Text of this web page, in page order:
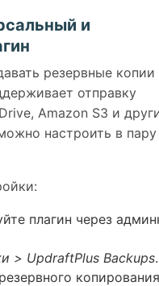
и
резервные копии
отправку
Amazon S3 и
настроить в пару
плагин через
> UpdraftPlus Backups.
копирования